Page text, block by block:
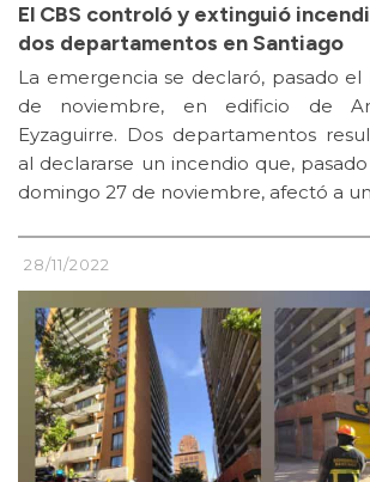
El CBS controló y extinguió
dos departamentos en Santiago
La emergencia se declaró, pasado
de noviembre, en edificio de
Eyzaguirre. Dos departamentos
al declararse un incendio que,
domingo 27 de noviembre, afectó a
28/11/2022